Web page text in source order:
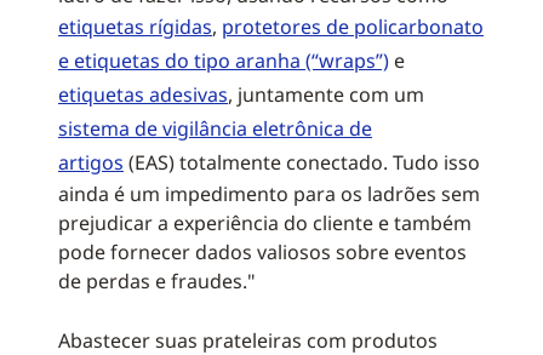
etiquetas rígidas, protetores de policarbonato
e etiquetas do tipo aranha (“wraps”) e
etiquetas adesivas, juntamente com um
sistema de vigilância eletrônica de
artigos (EAS) totalmente conectado. Tudo isso
ainda é um impedimento para os ladrões sem
prejudicar a experiência do cliente e também
pode fornecer dados valiosos sobre eventos
de perdas e fraudes."
Abastecer suas prateleiras com produtos